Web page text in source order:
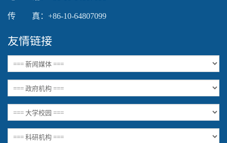
传 真：+86-10-64807099
友情链接